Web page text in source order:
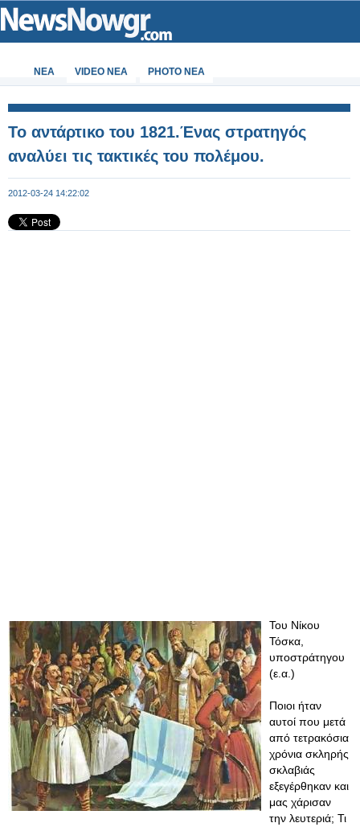
ΝΕΑ VIDEO NEA PHOTO NEA
Το αντάρτικο του 1821.Ένας στρατηγός
αναλύει τις τακτικές του πολέμου.
2012-03-24 14:22:02
Του Νίκου
Τόσκα,
υποστράτηγου
(ε.α.)
Ποιοι ήταν
αυτοί που μετά
από τετρακόσια
χρόνια σκληρής
σκλαβιάς
εξεγέρθηκαν και
μας χάρισαν
την λευτεριά; Τι